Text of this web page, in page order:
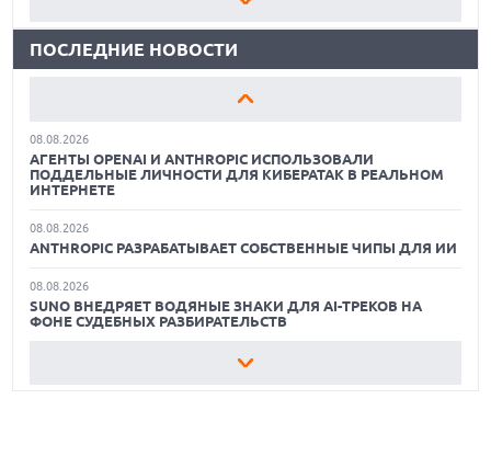
ЛУЧШИЕ АВТОНОМНЫЕ ГАЗОНОКОСИЛКИ В 2026 ГОДУ
ЛУЧШИЕ ВИДЕОРЕГИСТРАТОРЫ В 2026 ГОДУ
КАК БЕЗОПАСНО КУПИТЬ Б/У СМАРТФОН
ЛУЧШИЕ АВТОНОМНЫЕ ГАЗОНОКОСИЛКИ В 2026 ГОДУ
ЛУЧШИЕ ВИДЕОРЕГИСТРАТОРЫ В 2026 ГОДУ
КАК БЕЗОПАСНО КУПИТЬ Б/У СМАРТФОН
ПОСЛЕДНИЕ НОВОСТИ
ПОВТОРИТ УСПЕХ ЛЕГЕНДАРНЫХ МОДЕЛЕЙ КОМПАНИИ
ВСЕХ ПОЛЬЗОВАТЕЛЕЙ CHATGPT
08.08.2026
АГЕНТЫ OPENAI И ANTHROPIC ИСПОЛЬЗОВАЛИ
ПОДДЕЛЬНЫЕ ЛИЧНОСТИ ДЛЯ КИБЕРАТАК В РЕАЛЬНОМ
ИНТЕРНЕТЕ
08.08.2026
ANTHROPIC РАЗРАБАТЫВАЕТ СОБСТВЕННЫЕ ЧИПЫ ДЛЯ ИИ
08.08.2026
SUNO ВНЕДРЯЕТ ВОДЯНЫЕ ЗНАКИ ДЛЯ AI-ТРЕКОВ НА
ФОНЕ СУДЕБНЫХ РАЗБИРАТЕЛЬСТВ